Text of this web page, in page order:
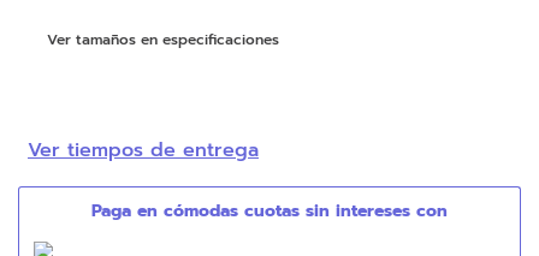
Ver tamaños en especificaciones
Ver tiempos de entrega